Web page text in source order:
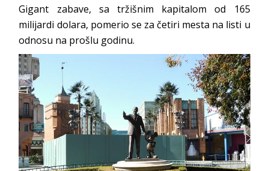
Gigant zabave, sa tržišnim kapitalom od 165
milijardi dolara, pomerio se za četiri mesta na listi u
odnosu na prošlu godinu.